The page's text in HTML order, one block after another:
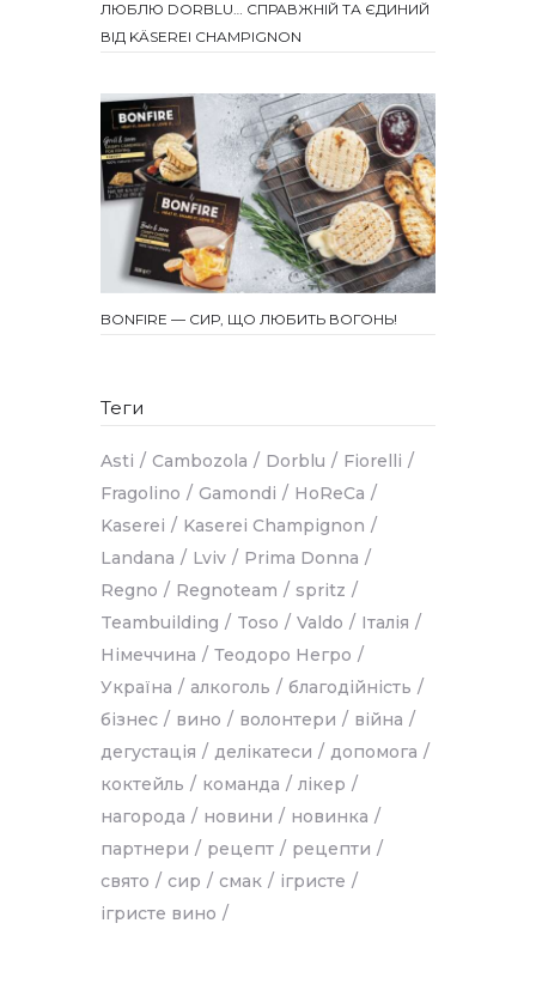
ЛЮБЛЮ DORBLU… СПРАВЖНІЙ ТА ЄДИНИЙ
ВІД KÄSEREI CHAMPIGNON
BONFIRE — СИР, ЩО ЛЮБИТЬ ВОГОНЬ!
Теги
Asti Cambozola Dorblu
Fiorelli
Fragolino
Gamondi
HoReCa
Kaserei
Kaserei Champignon
Landana
Lviv
Prima Donna
Regno
Regnoteam
spritz
Teambuilding
Toso Valdo
Італія
Німеччина
Теодоро Негро
Україна
алкоголь
благодійність
бізнес
вино волонтери
війна
дегустація
делікатеси
допомога
коктейль
команда
лікер
нагорода
новини
новинка
партнери
рецепт
рецепти
свято
сир смак
ігристе
ігристе вино